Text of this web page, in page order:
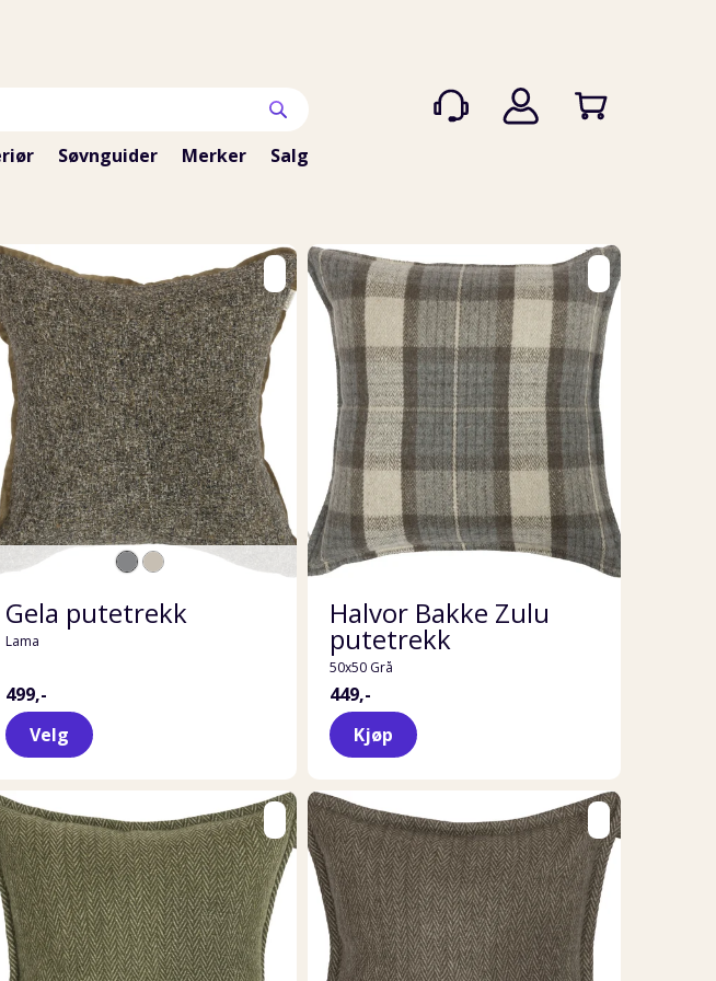
Søvnguider Merker Salg
Gela putetrekk
Lama
499,-
Velg
Halvor Bakke Zulu
putetrekk
50x50 Grå
449,-
Kjøp